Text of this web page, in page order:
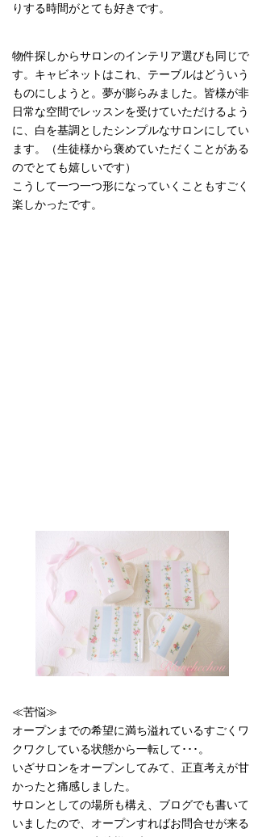
りする時間がとても好きです。
物件探しからサロンのインテリア選びも同じで
す。キャビネットはこれ、テーブルはどういう
ものにしようと。夢が膨らみました。皆様が非
日常な空間でレッスンを受けていただけるよう
に、白を基調としたシンプルなサロンにしてい
ます。（生徒様から褒めていただくことがある
のでとても嬉しいです）
こうして一つ一つ形になっていくこともすごく
楽しかったです。
≪苦悩≫
オープンまでの希望に満ち溢れているすごくワ
クワクしている状態から一転して･･･。
いざサロンをオープンしてみて、正直考えが甘
かったと痛感しました。
サロンとしての場所も構え、ブログでも書いて
いましたので、オープンすればお問合せが来る